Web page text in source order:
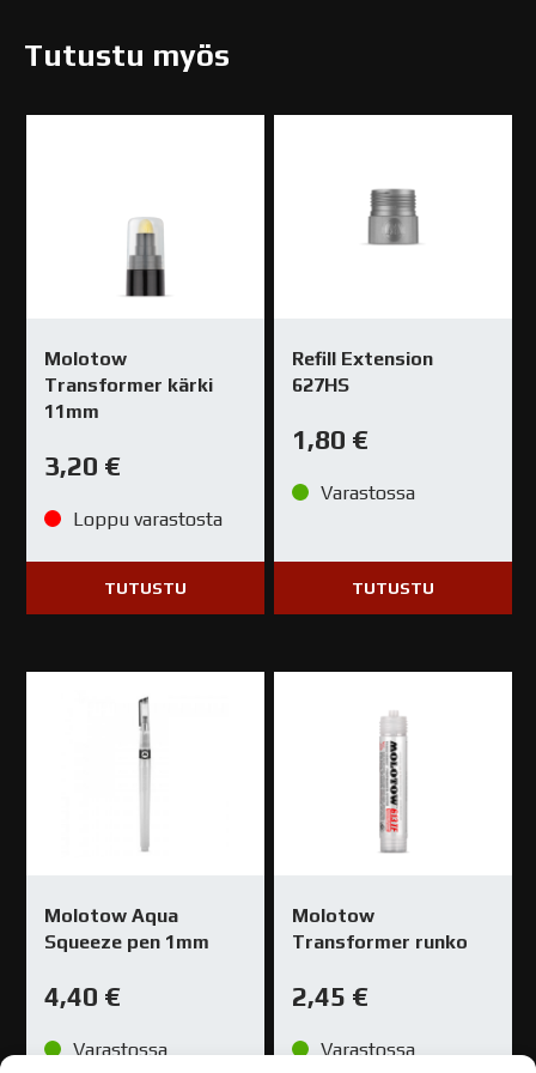
Tutustu myös
Molotow
Transformer kärki
11mm
3,20 €
Loppu varastosta
TUTUSTU
Refill Extension
627HS
1,80 €
Varastossa
TUTUSTU
Molotow Aqua
Squeeze pen 1mm
4,40 €
Varastossa
Molotow
Transformer runko
2,45 €
Varastossa